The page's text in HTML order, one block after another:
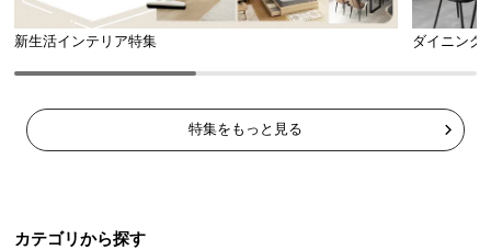
新生活インテリア特集 ダイニング
特集をもっと見る
カテゴリから探す